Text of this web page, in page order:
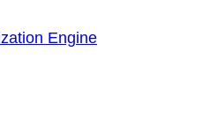
Engine